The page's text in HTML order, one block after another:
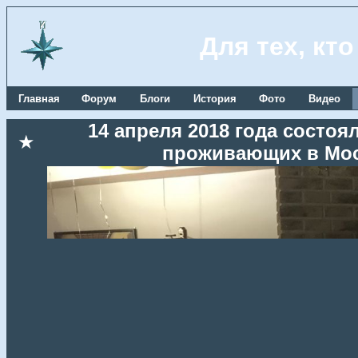
Для тех,
Главная Форум Блоги История Фото Видео
★
14 апреля 2018 года
проживающих в